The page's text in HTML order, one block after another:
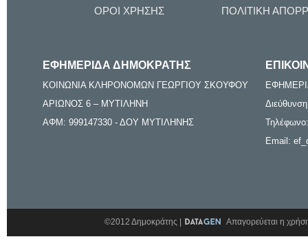
ΟΡΟΙ ΧΡΗΣΗΣ ΠΟΛΙΤΙΚΗ
ΕΦΗΜΕΡΙΔΑ ΔΗΜΟΚΡΑΤΗΣ
ΚΟΙΝΩΝΙΑ ΚΛΗΡΟΝΟΜΩΝ ΓΕΩΡΓΙΟΥ ΣΚΟΥΦΟΥ
ΑΡΙΩΝΟΣ 6 – ΜΥΤΙΛΗΝΗ
ΑΦΜ: 999147330 - ΔΟΥ ΜΥΤΙΛΗΝΗΣ
Email:
©2012 Δημοκράτης | Απαγορεύεται η